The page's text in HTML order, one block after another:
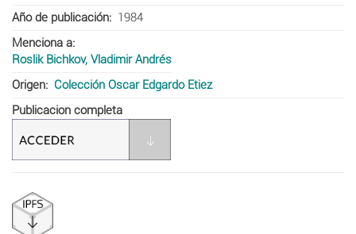
Año de publicación
1984
Menciona a
Roslik Bichkov, Vladimir Andrés
Origen
Colección Oscar Edgardo Etiez
Publicacion completa